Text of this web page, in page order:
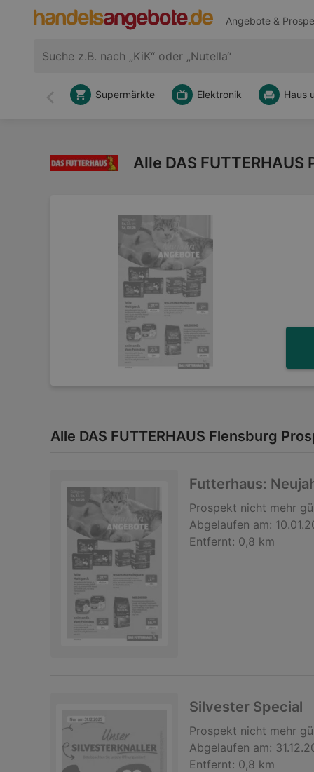
Angebote &
Zurück
Supermärkte Elektronik Haus
Alle DAS
Alle DAS FUTTERHAUS Flensburg
Futterhaus:
Prospekt nicht mehr
Abgelaufen am:
Entfernt: 0,8 km
Silvester Special
Prospekt nicht mehr
Abgelaufen am:
Entfernt: 0,8 km